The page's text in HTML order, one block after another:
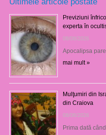
Previziuni
experta în
08/08/2026
Apocalipsa
mai mult »
Mulţumiri din
din Craiova
08/08/2026
Prima dată